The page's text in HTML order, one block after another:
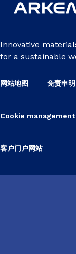
Innovative
for a sustainable
网站地图 免责申明
Cookie management
客户门户网站